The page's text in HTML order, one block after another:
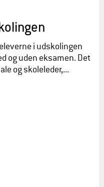
i udskolingen
og uden eksamen. Det
og skoleleder,...